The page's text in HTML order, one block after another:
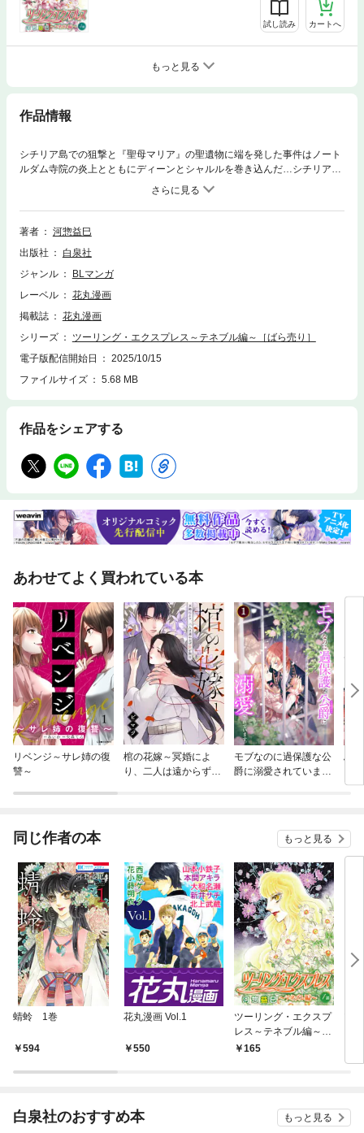
試し読み カートへ
もっと見る
作品情報
シチリア島での狙撃と『聖母マリア』の聖遺物に端を発した事件はノート
ルダム寺院の炎上とともにディーンとシャルルを巻き込んだ…シチリアマ
フィア、英軍、傭兵部隊、仏警察当局、学術関係者、様々なものたちの思
惑が複雑に絡みながらも、事態は核心に迫る。サヴィ誘拐の命令を受けた
マフィアの手下を一蹴。逆にシモネ家の中枢・珂・ミゲルの銃殺を果たし
たディーンは！？…超大作シリーズ「テネブル編」第１回。(この作品はウ
ください。)
著者
河惣益巳
出版社
白泉社
ジャンル
BLマンガ
レーベル
花丸漫画
掲載誌
花丸漫画
シリーズ
ツーリング・エクスプレス～テネブル編～［ばら売り］
電子版配信開始日
2025/10/15
ファイルサイズ
5.68 MB
作品をシェアする
あわせてよく買われている本
リベンジ～サレ姉の復
讐～
棺の花嫁～冥婚によ
り、二人は遠からず愛
モブなのに過保護な公
爵に溺愛されています
ふ
と
同じ作者の本 もっと見る
蜻蛉 1巻
594
花丸漫画 Vol.1
550
ツーリング・エクスプ
レス～テネブル編～
［ばら売り］ 第1話
165
白泉社のおすすめ本 もっと見る